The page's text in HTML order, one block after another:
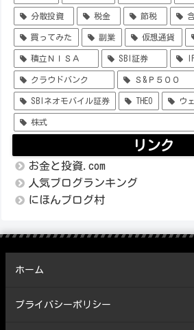
分散投資 税金 節税 含
買ってみた 副業 仮想通貨
積立ＮＩＳＡ SBI証券
クラウドバンク Ｓ&Ｐ５００
SBIネオモバイル証券 THEO ウェ
株式
リンク
お金と投資.com
人気ブログランキング
にほんブログ村
ホーム
プライバシーポリシー